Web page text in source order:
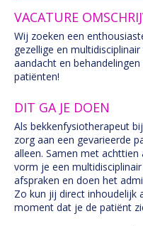
VACATURE
Wij zoeken een
gezellige en
aandacht en
patiënten!
DIT GA JE DOEN
Als bekkenfysiotherapeut
zorg aan een gevarieerde
alleen. Samen met
vorm je een
afspraken en doen het
Zo kun jij direct inhoudelijk
moment dat je de patiënt